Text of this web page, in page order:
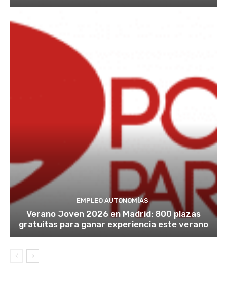
EMPLEO AUTONOMÍAS
Verano Joven 2026 en Madrid: 800 plazas
gratuitas para ganar experiencia este verano